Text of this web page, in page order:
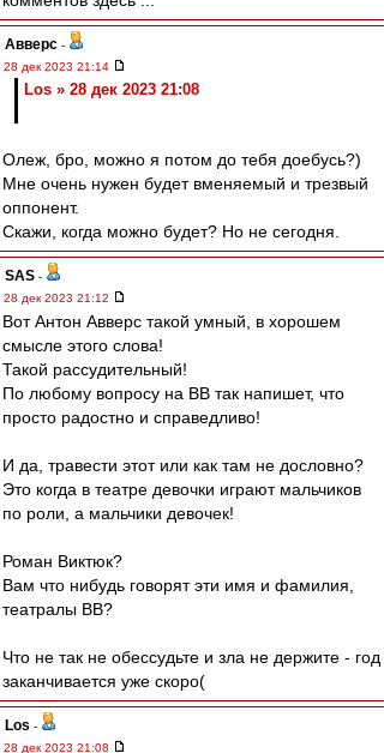
Авверс -
28 дек 2023 21:14
Los » 28 дек 2023 21:08
Олеж, бро, можно я потом до тебя доебусь?)
Мне очень нужен будет вменяемый и трезвый
оппонент.
Скажи, когда можно будет? Но не сегодня.
SAS -
28 дек 2023 21:12
Вот Антон Авверс такой умный, в хорошем
смысле этого слова!
Такой рассудительный!
По любому вопросу на ВВ так напишет, что
просто радостно и справедливо!
И да, травести этот или как там не дословно?
Это когда в театре девочки играют мальчиков
по роли, а мальчики девочек!
Роман Виктюк?
Вам что нибудь говорят эти имя и фамилия,
театралы ВВ?
Что не так не обессудьте и зла не держите - год
заканчивается уже скоро(
Los -
28 дек 2023 21:08